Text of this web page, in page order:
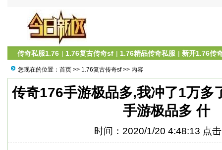
传奇私服1.76 | 1.76复古传奇sf | 1.76精品传奇私服 | 新开1.76传
您现在的位置： 首页 >> 1.76复古传奇sf>> 内容
传奇176手游极品多,我冲了1万多
手游极品多 什
时间：2020/1/20 4:48:13 点